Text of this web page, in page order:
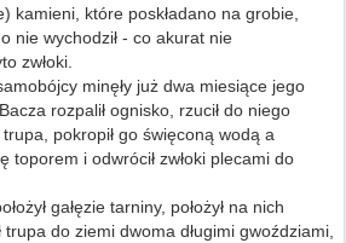
kamieni, które poskładano na grobie,
nie wychodził - co akurat nie
zwłoki.
minęły już dwa miesiące jego
rozpalił ognisko, rzucił do niego
trupa, pokropił go święconą wodą a
toporem i odwrócił zwłoki plecami do
gałęzie tarniny, położył na nich
trupa do ziemi dwoma długimi gwoździami,